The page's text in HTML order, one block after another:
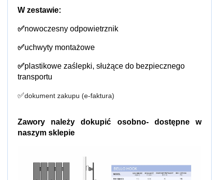
W zestawie:
✅nowoczesny odpowietrznik
✅uchwyty montażowe
✅plastikowe zaślepki, służące do bezpiecznego
transportu
✅dokument zakupu (e-faktura)
Zawory należy dokupić osobno- dostępne w
naszym sklepie